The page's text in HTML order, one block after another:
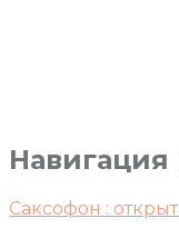
Навигация
Саксофон :